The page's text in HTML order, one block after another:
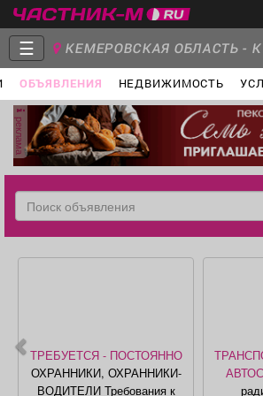
☰ КЕМЕРОВСКАЯ ОБЛАСТЬ -
ОБЪЯВЛЕНИЯ НЕДВИЖИМОСТЬ
Главная
Группы
Объявления
реклама
ТРЕБУЕТСЯ - ПОСТОЯННО
ОХРАННИКИ, ОХРАННИКИ-
ВОДИТЕЛИ Требования к